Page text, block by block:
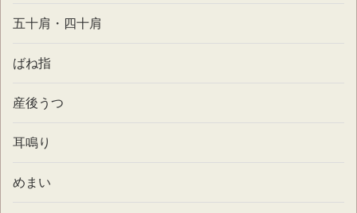
五十肩・四十肩
ばね指
産後うつ
耳鳴り
めまい